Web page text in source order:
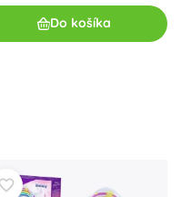
Do košíka